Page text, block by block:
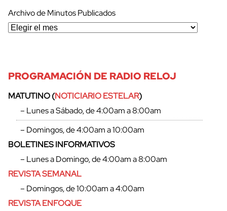
Archivo de Minutos Publicados
PROGRAMACIÓN DE RADIO RELOJ
MATUTINO (NOTICIARIO ESTELAR)
– Lunes a Sábado, de 4:00am a 8:00am
– Domingos, de 4:00am a 10:00am
BOLETINES INFORMATIVOS
– Lunes a Domingo, de 4:00am a 8:00am
REVISTA SEMANAL
– Domingos, de 10:00am a 4:00am
REVISTA ENFOQUE